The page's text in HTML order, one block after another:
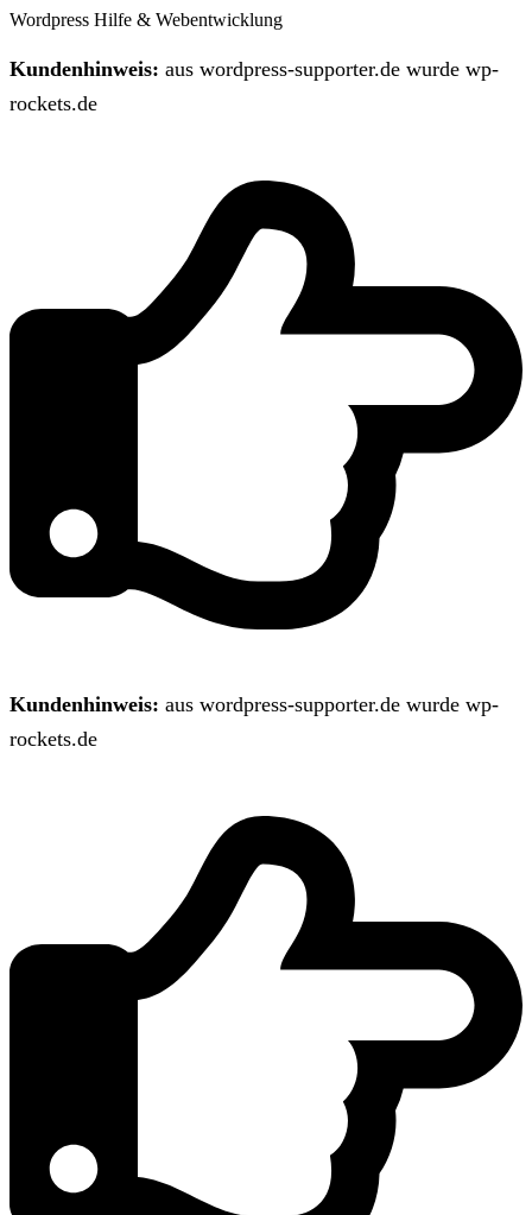
Wordpress Hilfe & Webentwicklung
Kundenhinweis: aus wordpress-supporter.de wurde wp-
rockets.de
Kundenhinweis: aus wordpress-supporter.de wurde wp-
rockets.de